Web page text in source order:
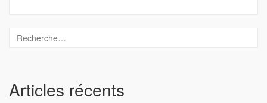
Articles récents